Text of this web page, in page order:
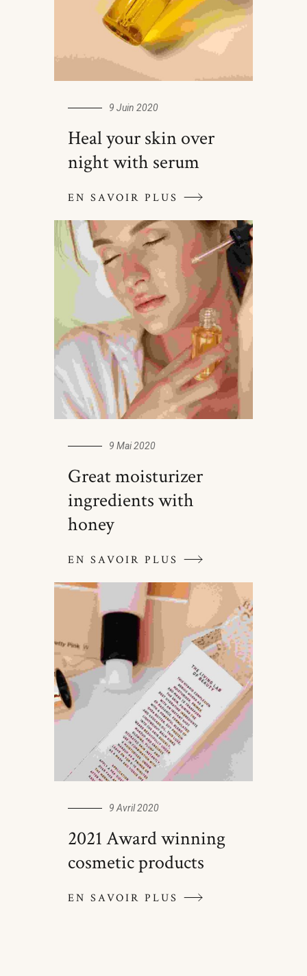
9 Juin 2020
Heal your skin over
night with serum
EN SAVOIR PLUS
9 Mai 2020
Great moisturizer
ingredients with
honey
EN SAVOIR PLUS
9 Avril 2020
2021 Award winning
cosmetic products
EN SAVOIR PLUS